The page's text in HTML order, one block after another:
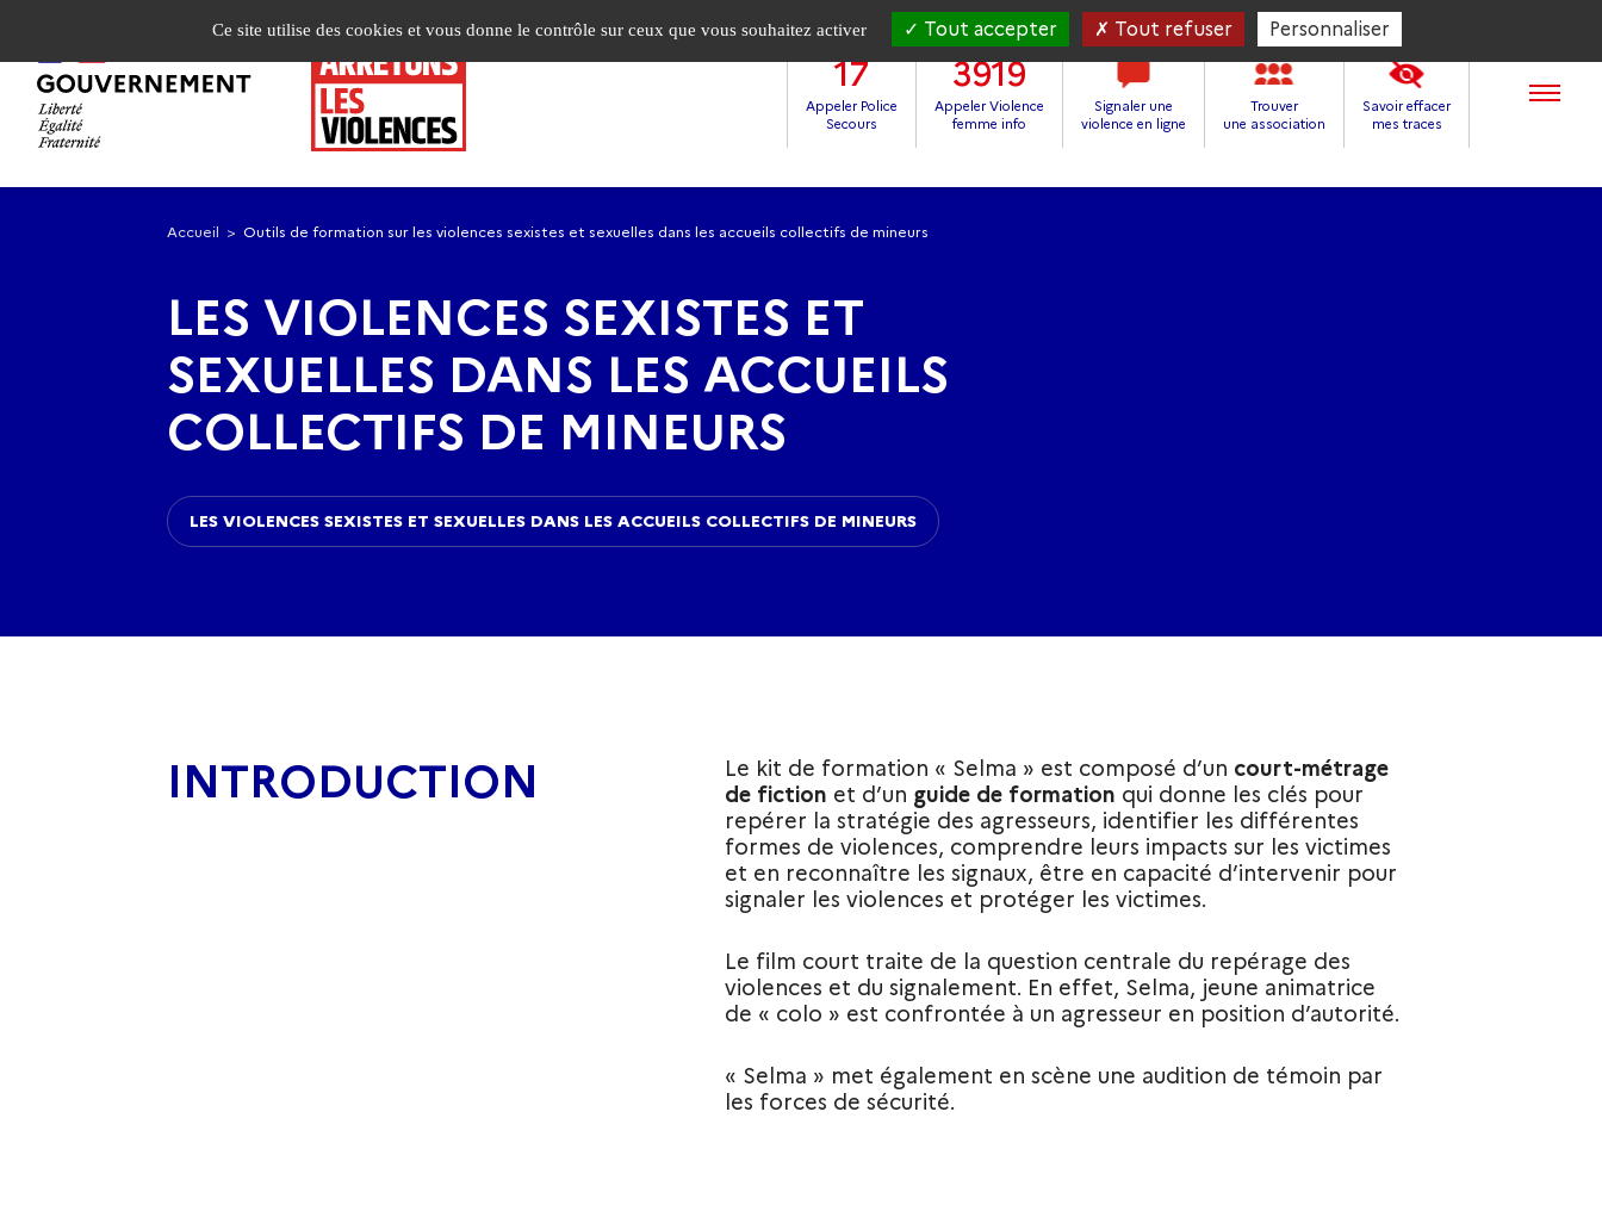
17
Appeler Police
Secours
3919
Appeler Violence
femme info
Signaler une
violence en ligne
Trouver
une association
Savoir effacer
mes traces
Accueil Outils de formation sur les violences sexistes et sexuelles dans les accueils collectifs de mineurs
LES VIOLENCES SEXISTES ET
SEXUELLES DANS LES ACCUEILS
COLLECTIFS DE MINEURS
LES VIOLENCES SEXISTES ET SEXUELLES DANS LES ACCUEILS COLLECTIFS DE MINEURS
INTRODUCTION Le kit de formation « Selma » est composé d’un court-métrage
de fiction et d’un guide de formation qui donne les clés pour
repérer la stratégie des agresseurs, identifier les différentes
formes de violences, comprendre leurs impacts sur les victimes
et en reconnaître les signaux, être en capacité d’intervenir pour
signaler les violences et protéger les victimes.
Le film court traite de la question centrale du repérage des
violences et du signalement. En effet, Selma, jeune animatrice
de « colo » est confrontée à un agresseur en position d’autorité.
« Selma » met également en scène une audition de témoin par
les forces de sécurité.
Ce site utilise des cookies et vous donne le contrôle sur ceux que vous souhaitez activer Tout accepter Tout refuser Personnaliser